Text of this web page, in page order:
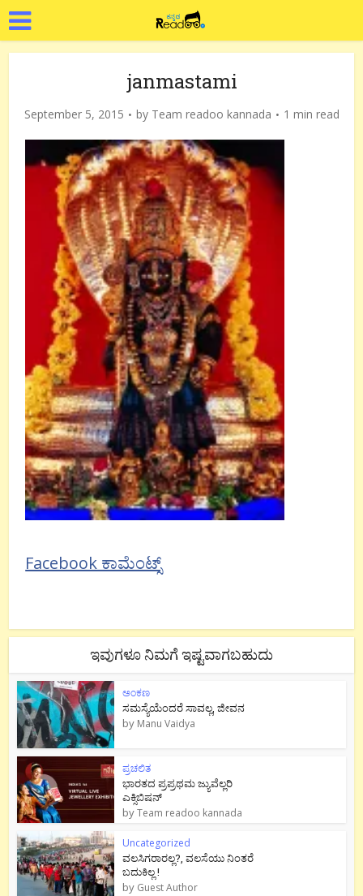
janmastami
September 5, 2015 by Team readoo kannada 1 min read
Facebook ಕಾಮೆಂಟ್ಸ್
ಇವುಗಳೂ ನಿಮಗೆ ಇಷ್ಟವಾಗಬಹುದು
ಅಂಕಣ
ಸಮಸ್ಯೆಯೆಂದರೆ ಸಾವಲ್ಲ, ಜೀವನ
by Manu Vaidya
ಪ್ರಚಲಿತ
ಭಾರತದ ಪ್ರಪ್ರಥಮ ಜ್ಯುವೆಲ್ಲರಿ
ಎಕ್ಸಿಬಿಷನ್
byTeam readoo kannada
Uncategorized
ವಲಸಿಗರಾರಲ್ಲ?, ವಲಸೆಯು ನಿಂತರೆ
ಬದುಕಿಲ್ಲ !
by Guest Author